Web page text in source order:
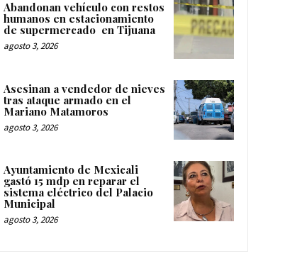
Abandonan vehículo con restos
humanos en estacionamiento
de supermercado en Tijuana
agosto 3, 2026
Asesinan a vendedor de nieves
tras ataque armado en el
Mariano Matamoros
agosto 3, 2026
Ayuntamiento de Mexicali
gastó 15 mdp en reparar el
sistema eléctrico del Palacio
Municipal
agosto 3, 2026